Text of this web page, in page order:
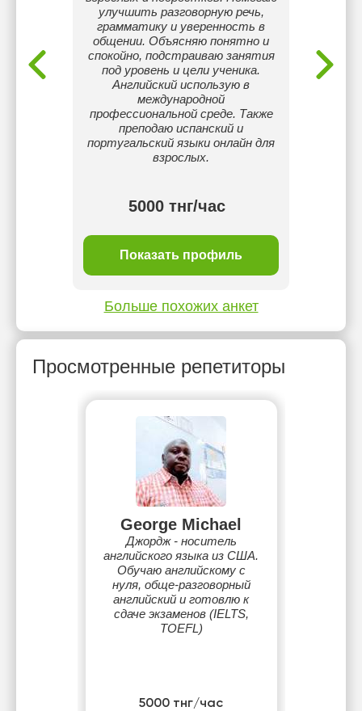
улучшить разговорную речь,
грамматику и уверенность в
общении. Объясняю понятно и
спокойно, подстраиваю занятия
под уровень и цели ученика.
Английский использую в
международной
профессиональной среде. Также
преподаю испанский и
португальский языки онлайн для
взрослых.
5000 тнг/час
Показать профиль
Больше похожих анкет
Просмотренные репетиторы
George Michael
Джордж - носитель
английского языка из США.
Обучаю английскому с
нуля, обще-разговорный
английский и готовлю к
сдаче экзаменов (IELTS,
TOEFL)
5000 тнг/час